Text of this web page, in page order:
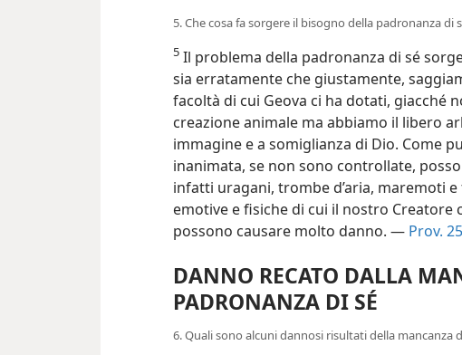
5. Che cosa fa sorgere il bisogno della padronanza di
5 Il problema della padronanza di sé
sia erratamente che giustamente,
facoltà di cui Geova ci ha dotati, giacché
creazione animale ma abbiamo il libero
immagine e a somiglianza di Dio. Come
inanimata, se non sono controllate,
infatti uragani, trombe d’aria, maremoti
emotive e fisiche di cui il nostro
possono causare molto danno. — Prov.
DANNO RECATO DALLA
PADRONANZA DI SÉ
6. Quali sono alcuni dannosi risultati della mancanza